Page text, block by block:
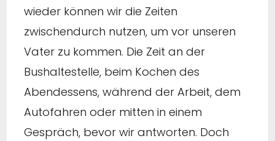
wieder können wir die Zeiten
zwischendurch nutzen, um vor unseren
Vater zu kommen. Die Zeit an der
Bushaltestelle, beim Kochen des
Abendessens, während der Arbeit, dem
Autofahren oder mitten in einem
Gespräch, bevor wir antworten. Doch